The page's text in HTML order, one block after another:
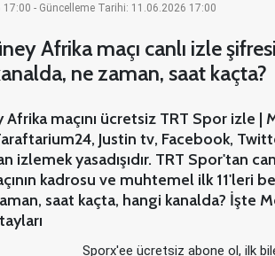
- Güncelleme Tarihi: 11.06.2026 17:00
Afrika maçı canlı izle
ne zaman, saat kaçta?
maçını ücretsiz TRT Spor izle |
Justin tv, Facebook,
izlemek yasadışıdır. TRT Spor'tan
kadrosu ve muhtemel ilk 11'leri
saat kaçta, hangi kanalda? İşte
Sporx'ee ücretsiz abone ol, ilk